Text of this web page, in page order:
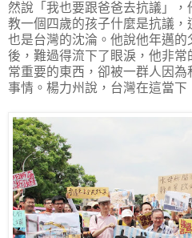
然說「我也要跟爸爸去抗議」
教一個四歲的孩子什麼是抗議，
也是台灣的沈淪。他說他年邁的
後，難過得流下了眼淚，他非
常重要的東西，卻被一群人因
事情。楊力州說，台灣在這當下